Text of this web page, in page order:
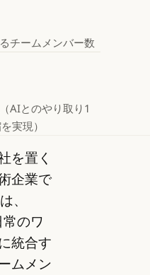
チームメンバー数
AIとのやり取り1
実現）
を置く
企業で
、
のワ
統合す
ムメン